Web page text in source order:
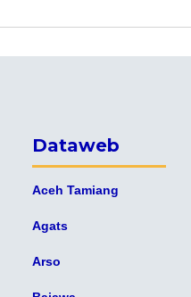
Dataweb
Aceh Tamiang
Agats
Arso